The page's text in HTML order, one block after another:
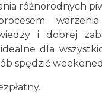
różnorodnych
i dobrej
dla
spędzić